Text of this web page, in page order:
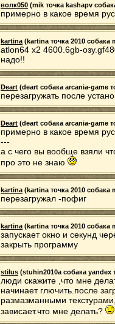
волк050 (mik точка kashapv
примерно в какое время
kartina (kartina точка 2010 собака
atlon64 x2 4600.6gb-
надо!!
Deart (deart собака arcania-game
перезагружать после
Deart (deart собака arcania-game
примерно в какое время
---
а с чего вы вообще взяли
про это не знаю
kartina (kartina точка 2010 собака
перезагружал -пофиг
kartina (kartina точка 2010 собака
запускает окно и секунд
закрыть программу
stilus (stuhin2010a собака yandex
люди скажите ,что мне
начинает глючить.после
размазманными
зависает.что мне делать?